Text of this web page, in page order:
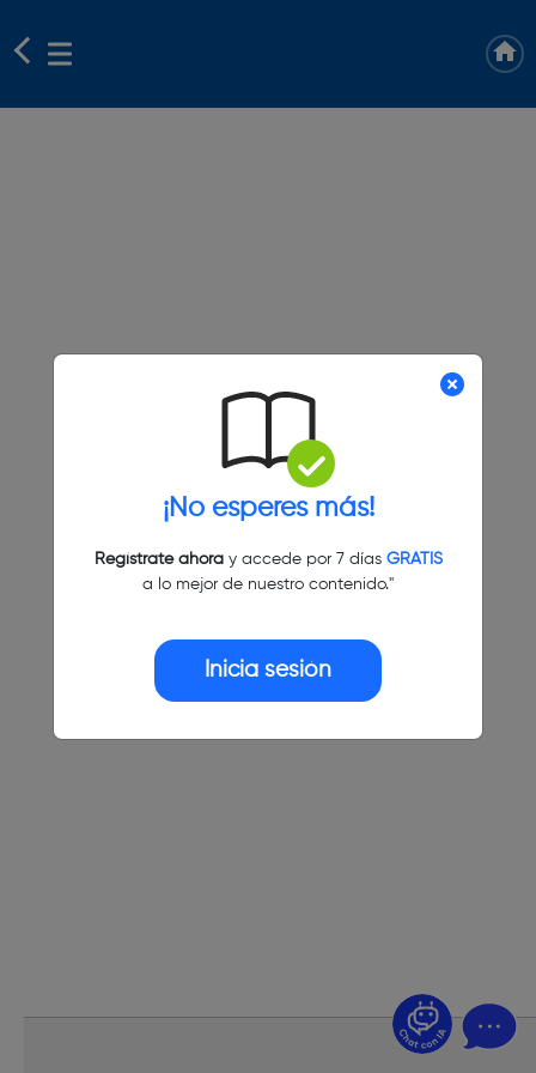
¡No esperes más!
Regístrate ahoray accede por 7 días GRATIS
a lo mejor de nuestro contenido."
Inicia sesión